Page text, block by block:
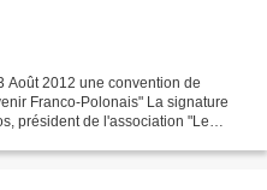
Août 2012 une convention de
Franco-Polonais" La signature
président de l'association "Le